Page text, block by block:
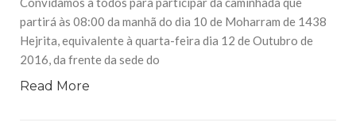
partirá às 08:00 da manhã do dia 10 de Moharram de 1438
Hejrita, equivalente à quarta-feira dia 12 de Outubro de
2016, da frente da sede do
Read More